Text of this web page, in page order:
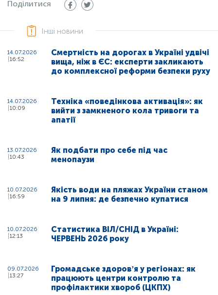
Поділитися
Інші новини
14.07.2026
16:52
Смертність на дорогах в Україні удвічі
вища, ніж в ЄС: експерти закликають
до комплексної реформи безпеки руху
14.07.2026
10:09
Техніка «поведінкова активація»: як
вийти з замкненого кола тривоги та
апатії
13.07.2026
10:43
Як подбати про себе під час
менопаузи
10.07.2026
16:59
Якість води на пляжах України станом
на 9 липня: де безпечно купатися
10.07.2026
12:13
Статистика ВІЛ/СНІД в Україні:
ЧЕРВЕНЬ 2026 року
09.07.2026
13:27
Громадське здоровʼя у регіонах: як
працюють центри контролю та
профілактики хвороб (ЦКПХ)